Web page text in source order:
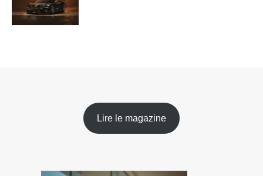
Lire le magazine